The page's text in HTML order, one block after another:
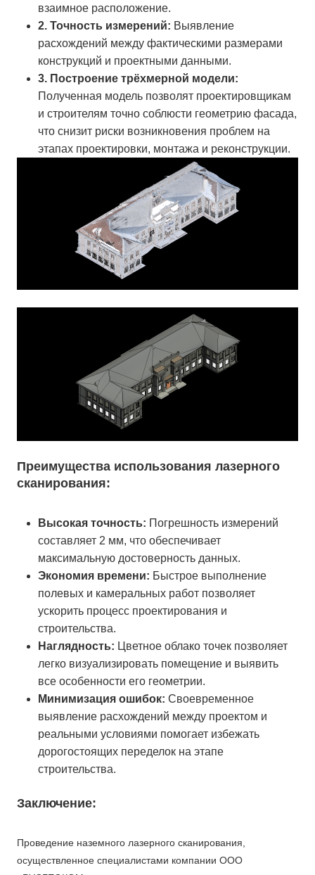
взаимное расположение.
2. Точность измерений: Выявление
расхождений между фактическими размерами
конструкций и проектными данными.
3. Построение трёхмерной модели:
Полученная модель позволят проектировщикам
и строителям точно соблюсти геометрию фасада,
что снизит риски возникновения проблем на
этапах проектировки, монтажа и реконструкции.
Преимущества использования лазерного
сканирования:
Высокая точность: Погрешность измерений
составляет 2 мм, что обеспечивает
максимальную достоверность данных.
Экономия времени: Быстрое выполнение
полевых и камеральных работ позволяет
ускорить процесс проектирования и
строительства.
Наглядность: Цветное облако точек позволяет
легко визуализировать помещение и выявить
все особенности его геометрии.
Минимизация ошибок: Своевременное
выявление расхождений между проектом и
реальными условиями помогает избежать
дорогостоящих переделок на этапе
строительства.
Заключение:
Проведение наземного лазерного сканирования,
осуществленное специалистами компании ООО